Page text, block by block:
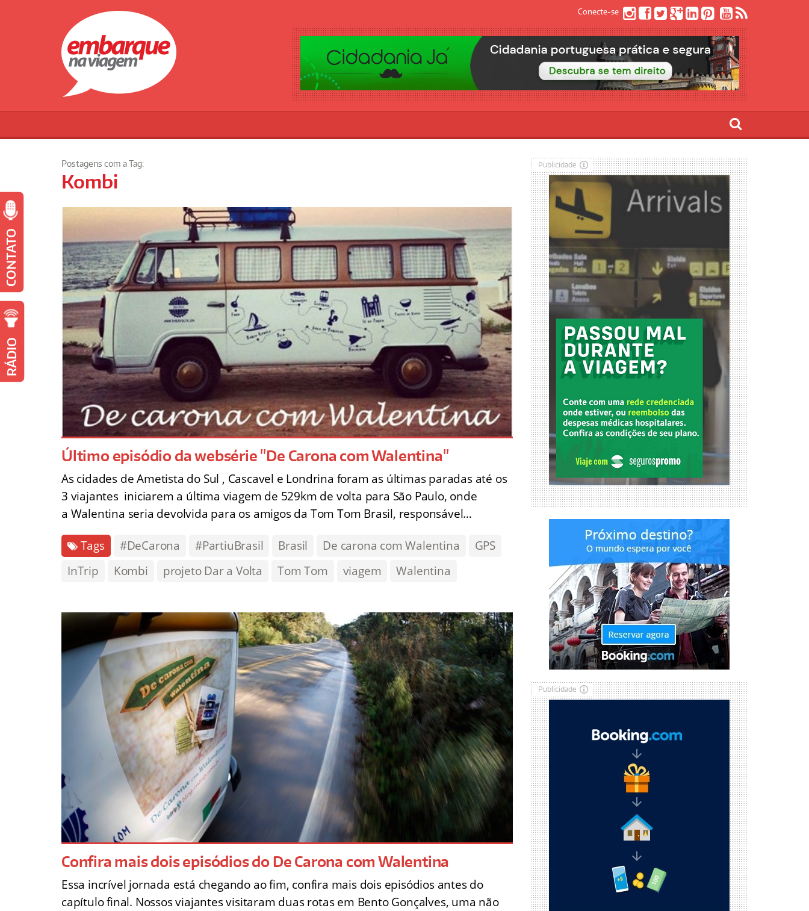
Conecte-se
Postagens com a Tag:
Kombi
Último episódio da websérie "De Carona com Walentina"
As cidades de Ametista do Sul , Cascavel e Londrina foram as últimas paradas até os
3 viajantes iniciarem a última viagem de 529km de volta para São Paulo, onde
a Walentina seria devolvida para os amigos da Tom Tom Brasil, responsável…
Tags #DeCarona #PartiuBrasil Brasil De carona com Walentina
GPS
InTrip
Kombi projeto Dar a Volta Tom Tom viagem Walentina
Confira mais dois episódios do De Carona com Walentina
Essa incrível jornada está chegando ao fim, confira mais dois episódios antes do
capítulo final. Nossos viajantes visitaram duas rotas em Bento Gonçalves, uma não
Publicidade
Publicidade
CONTATO
RÁDIO